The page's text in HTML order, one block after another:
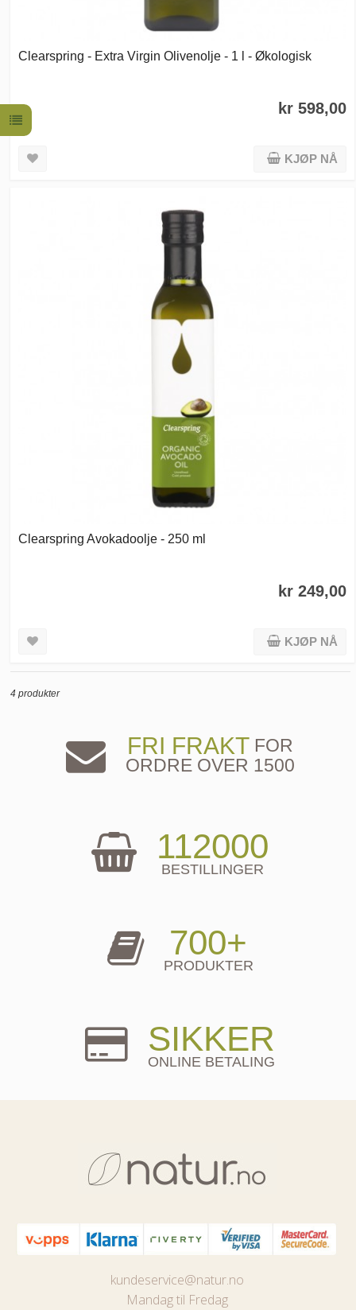
Clearspring - Extra Virgin Olivenolje - 1 l - Økologisk
kr 598,00
KJØP NÅ
Clearspring Avokadoolje - 250 ml
kr 249,00
KJØP NÅ
4 produkter
FRI FRAKTFOR
ORDRE OVER 1500
112000
BESTILLINGER
700+
PRODUKTER
SIKKER
ONLINE BETALING
kundeservice@natur.no
Mandag til Fredag